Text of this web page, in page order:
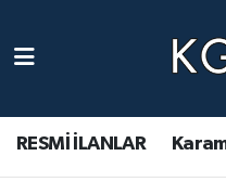
RESMİ İLANLAR
Gündem Haberleri